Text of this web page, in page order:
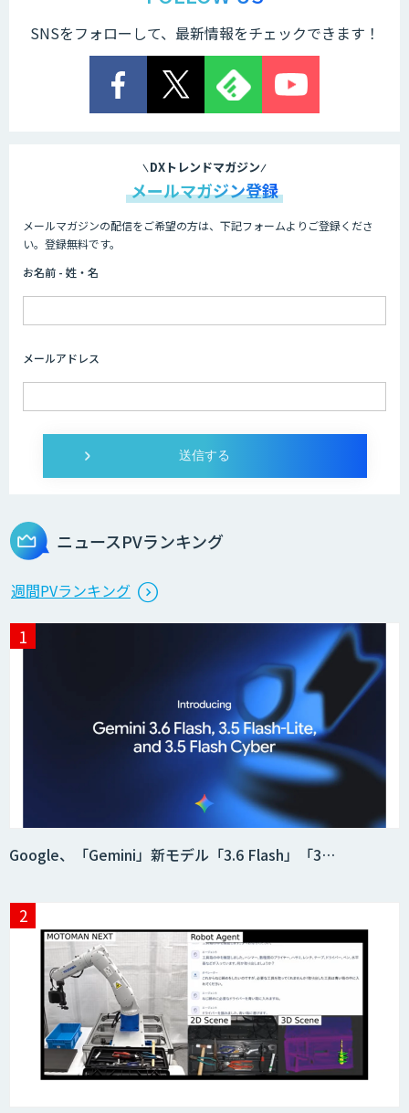
SNSをフォローして、最新情報をチェックできます！
DXトレンドマガジン
メールマガジン登録
メールマガジンの配信をご希望の方は、下記フォームよりご登録くださ
い。登録無料です。
お名前 - 姓・名
メールアドレス
ニュースPVランキング
週間PVランキング
Google、「Gemini」新モデル「3.6 Flash」「3…